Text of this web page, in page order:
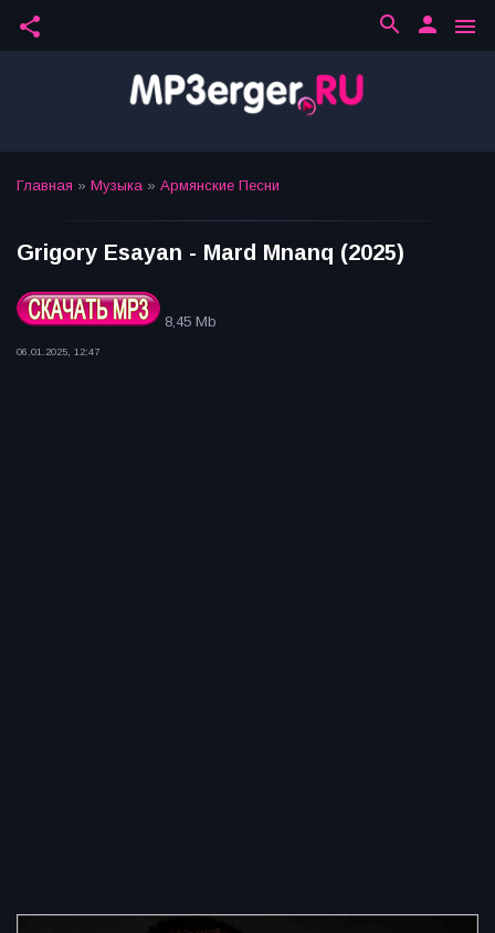
share menu
person
search
Главная » Музыка » Армянские Песни
Grigory Esayan - Mard Mnanq (2025)
8,45 Mb
06.01.2025, 12:47